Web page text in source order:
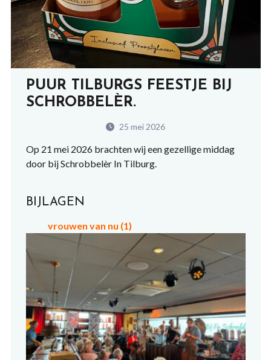
PUUR TILBURGS FEESTJE BIJ
SCHROBBELÈR.
25 mei 2026
Op 21 mei 2026 brachten wij een gezellige middag
door bij Schrobbelèr In Tilburg.
BIJLAGEN
vrouwen van nu (1)